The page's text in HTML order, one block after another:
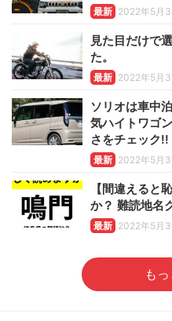
最新 2022年5月
見た目だけで
た。
最新 2022年5月
ソリオは車中
気ハイトワゴ
さをチェック!!
最新 2022年5月
【間違えると
か？ 難読地名
最新 2022年5月
も